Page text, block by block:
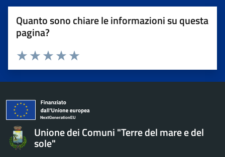
Quanto sono chiare le informazioni su questa
pagina?
Valuta da 1 a 5 stelle la pagina
Valuta 5 stelle su 5
Valuta 4 stelle su 5
Valuta 3 stelle su 5
Valuta 2 stelle su 5
Valuta 1 stelle su 5
Unione dei Comuni "Terre del mare e del
sole"